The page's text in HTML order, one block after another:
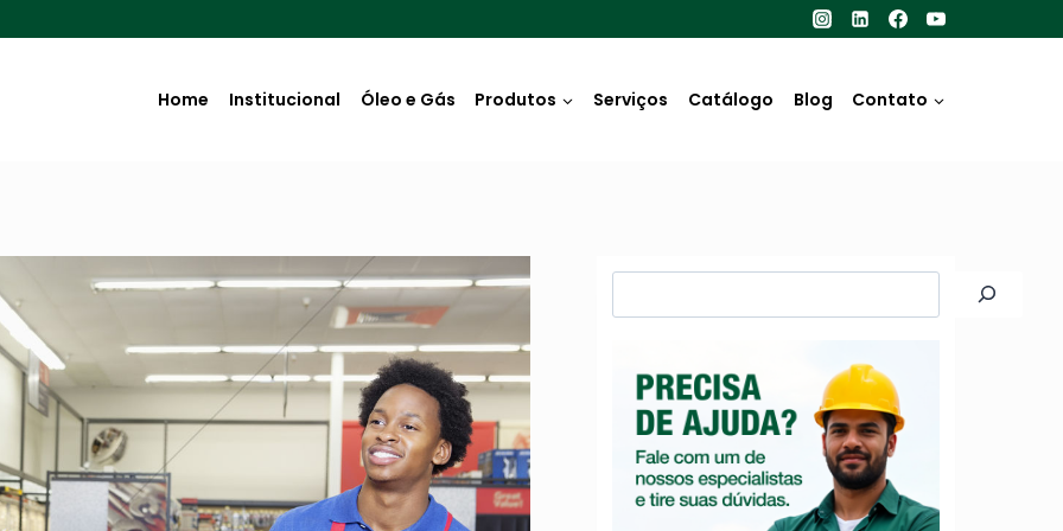
Home Institucional Óleo e Gás Produtos Serviços Catálogo Blog Contato